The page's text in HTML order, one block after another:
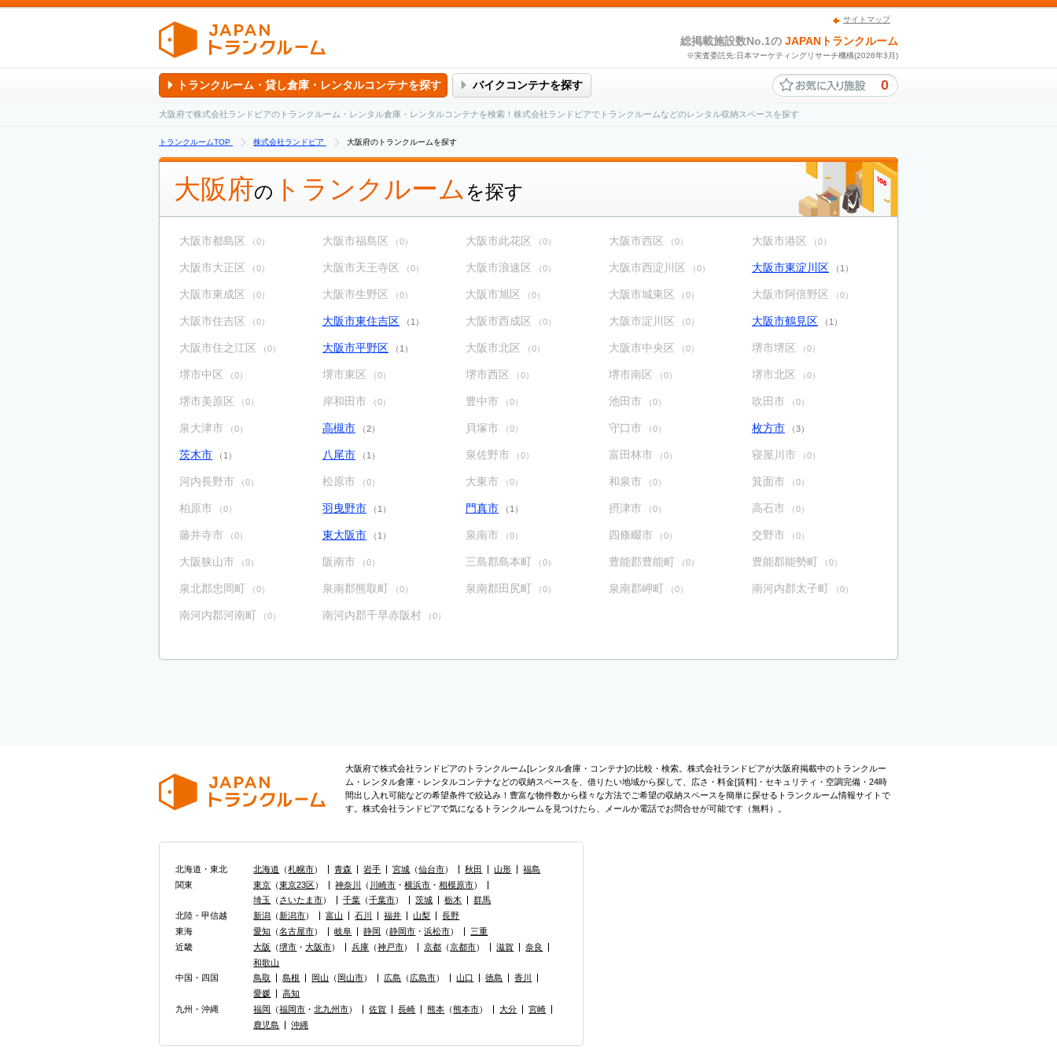
サイトマップ
総掲載施設数No.1の JAPANトランクルーム
※実査委託先:日本マーケティングリサーチ機構(2026年3月)
トランクルーム・貸し倉庫・レンタルコンテナを探す バイクコンテナを探す 0
大阪府で株式会社ランドピアのトランクルーム・レンタル倉庫・レンタルコンテナを検索！株式会社ランドピアでトランクルームなどのレンタル収納スペースを探す
トランクルームTOP 株式会社ランドピア 大阪府のトランクルームを探す
大阪府の トランクルーム を探す
大阪市都島区 （0） 大阪市福島区 （0） 大阪市此花区 （0） 大阪市西区 （0） 大阪市港区 （0）
大阪市大正区 （0） 大阪市天王寺区 （0） 大阪市浪速区 （0） 大阪市西淀川区 （0） 大阪市東淀川区 （1）
大阪市東成区 （0） 大阪市生野区 （0） 大阪市旭区 （0） 大阪市城東区 （0） 大阪市阿倍野区 （0）
大阪市住吉区 （0） 大阪市東住吉区 （1） 大阪市西成区 （0） 大阪市淀川区 （0） 大阪市鶴見区 （1）
大阪市住之江区 （0） 大阪市平野区 （1） 大阪市北区 （0） 大阪市中央区 （0） 堺市堺区 （0）
堺市中区 （0） 堺市東区 （0） 堺市西区 （0） 堺市南区 （0） 堺市北区 （0）
堺市美原区 （0） 岸和田市 （0） 豊中市 （0） 池田市 （0） 吹田市 （0）
泉大津市 （0） 高槻市 （2） 貝塚市 （0） 守口市 （0） 枚方市 （3）
茨木市 （1） 八尾市 （1） 泉佐野市 （0） 富田林市 （0） 寝屋川市 （0）
河内長野市 （0） 松原市 （0） 大東市 （0） 和泉市 （0） 箕面市 （0）
柏原市 （0） 羽曳野市 （1） 門真市 （1） 摂津市 （0） 高石市 （0）
藤井寺市 （0） 東大阪市 （1） 泉南市 （0） 四條畷市 （0） 交野市 （0）
大阪狭山市 （0） 阪南市 （0） 三島郡島本町 （0） 豊能郡豊能町 （0） 豊能郡能勢町 （0）
泉北郡忠岡町 （0） 泉南郡熊取町 （0） 泉南郡田尻町 （0） 泉南郡岬町 （0） 南河内郡太子町 （0）
南河内郡河南町 （0） 南河内郡千早赤阪村 （0）
大阪府で株式会社ランドピアのトランクルーム[レンタル倉庫・コンテナ]の比較・検索。株式会社ランドピアが大阪府掲載中のトランクルー
ム・レンタル倉庫・レンタルコンテナなどの収納スペースを、借りたい地域から探して、広さ・料金[賃料]・セキュリティ・空調完備・24時
間出し入れ可能などの希望条件で絞込み！豊富な物件数から様々な方法でご希望の収納スペースを簡単に探せるトランクルーム情報サイトで
す。株式会社ランドピアで気になるトランクルームを見つけたら、メールか電話でお問合せが可能です（無料）。
北海道・東北 北海道 （札幌市） 青森 岩手 宮城 （仙台市） 秋田 山形
福島
関東
東京 （東京23区） 神奈川 （ 川崎市 ・横浜市 ・相模原市）
埼玉
（さいたま市） 千葉 （千葉市） 茨城 栃木
群馬
北陸・甲信越
新潟 （新潟市） 富山 石川 福井 山梨
長野
東海
愛知 （名古屋市） 岐阜 静岡 （静岡市 ・浜松市）
三重
近畿
大阪 （堺市 ・大阪市） 兵庫 （神戸市） 京都 （京都市） 滋賀
奈良
和歌山
中国・四国
鳥取 島根 岡山 （ 岡山市） 広島 （広島市） 山口 徳島
香川
愛媛
高知
九州・沖縄
福岡 （福岡市 ・北九州市） 佐賀 長崎 熊本 （熊本市） 大分
宮崎
鹿児島
沖縄